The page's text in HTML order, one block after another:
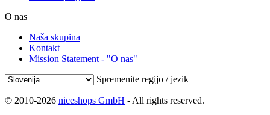
O nas
Naša skupina
Kontakt
Mission Statement - "O nas"
Spremenite regijo / jezik
© 2010-2026 niceshops GmbH - All rights reserved.